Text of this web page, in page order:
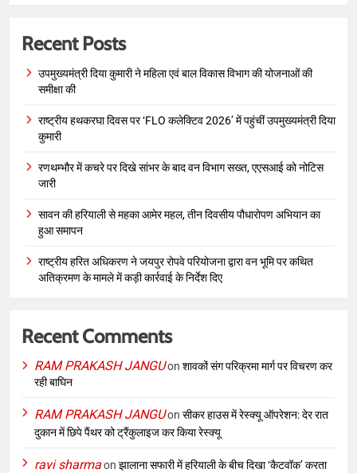
Recent Posts
उपमुख्यमंत्री दिया कुमारी ने महिला एवं बाल विकास विभाग की योजनाओं की
समीक्षा की
राष्ट्रीय हथकरघा दिवस पर ‘FLO कलेक्टिव 2026’ में पहुंचीं उपमुख्यमंत्री दिया
कुमारी
रणथम्भौर में कचरे पर दिखे सांभर के बाद वन विभाग सख्त, एएसआई को नोटिस
जारी
सावन की हरियाली से महका आमेर महल, तीन दिवसीय पौधारोपण अभियान का
हुआ समापन
राष्ट्रीय हरित अधिकरण ने जयपुर रोपवे परियोजना द्वारा वन भूमि पर कथित
अतिक्रमण के मामले में कड़ी कार्रवाई के निर्देश दिए
Recent Comments
RAM PRAKASH JANGUon शावकों संग परिक्रमा मार्ग पर विचरण कर
रही बाघिन
RAM PRAKASH JANGUon सीकर हाउस में रेस्क्यू ऑपरेशन: देर रात
दुकान में छिपे पैंथर को ट्रैंकुलाइज कर किया रेस्क्यू
ravi sharmaon झालाना सफारी में हरियाली के बीच दिखा ‘कैटवॉक’ करता